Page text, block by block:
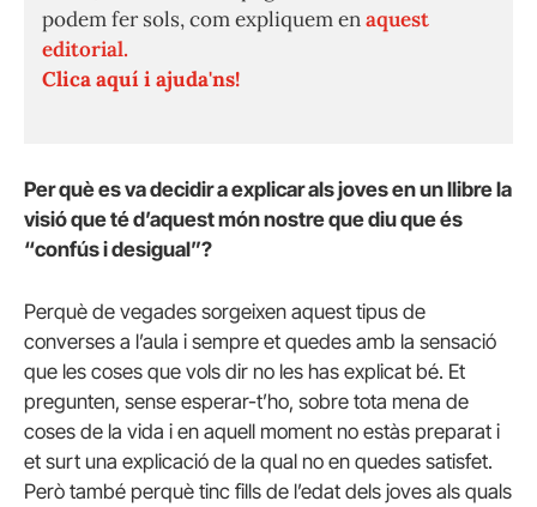
podem fer sols, com expliquem enaquest
editorial.
Clica aquí i ajuda'ns!
Per què es va decidir a explicar als joves en un llibre la
visió que té d’aquest món nostre que diu que és
“confús i desigual”?
Perquè de vegades sorgeixen aquest tipus de
converses a l’aula i sempre et quedes amb la sensació
que les coses que vols dir no les has explicat bé. Et
pregunten, sense esperar-t’ho, sobre tota mena de
coses de la vida i en aquell moment no estàs preparat i
et surt una explicació de la qual no en quedes satisfet.
Però també perquè tinc fills de l’edat dels joves als quals